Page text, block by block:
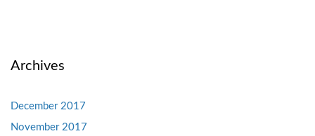
Archives
December 2017
November 2017